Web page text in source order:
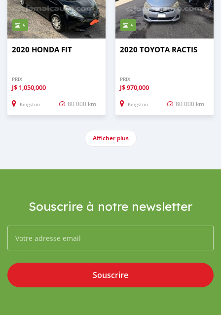
5
2020 HONDA FIT
PRIX
J$ 1,050,000
Kingston 80 000 km
5
2020 TOYOTA RACTIS
PRIX
J$970,000
Kingston 80 000 km
Afficher plus
Souscrire à notre newsletter
Souscrire